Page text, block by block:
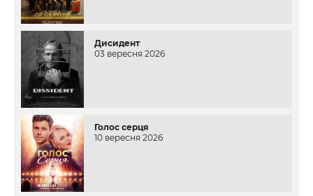
Дисидент
03 вересня 2026
Голос серця
10 вересня 2026